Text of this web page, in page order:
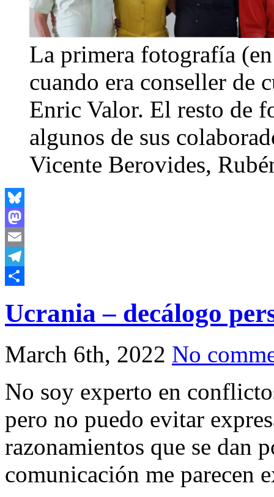
La primera fotografía
cuando era conseller de
Enric Valor. El resto de
algunos de sus
Vicente Berovides,
Bluesky
Mastodon
Email
Telegram
Ucrania – decálogo
March 6th, 2022 No
No soy experto en
pero no puedo evitar
razonamientos que se dan
comunicación me parecen